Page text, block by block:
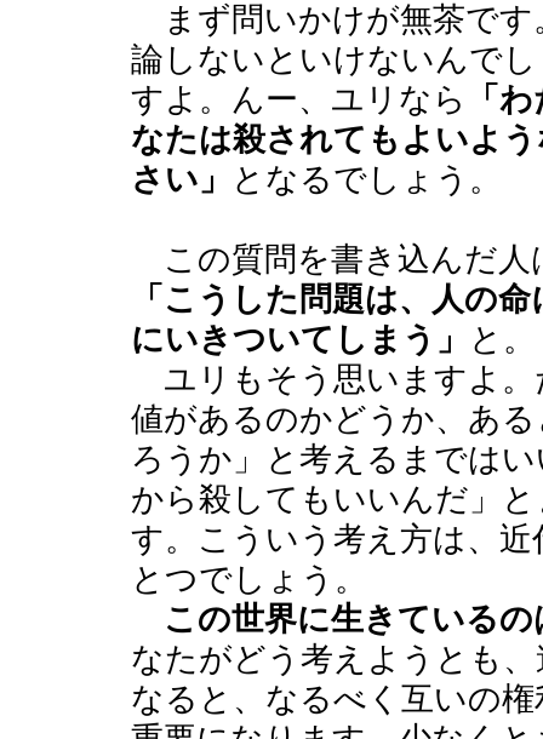
まず問いかけが無茶です
論しないといけないんで
すよ。んー、ユリなら
「
なたは殺されてもよいよ
さい」
となるでしょう。
この質問を書き込んだ人
「こうした問題は、人の
にいきついてしまう」
と。
ユリもそう思いますよ。
値があるのかどうか、あ
ろうか」と考えるまでは
から殺してもいいんだ」
す。こういう考え方は、
とつでしょう。
この世界に生きている
なたがどう考えようとも
なると、なるべく互いの